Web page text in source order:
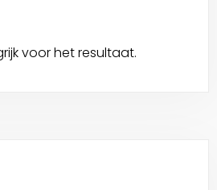
voor het resultaat.